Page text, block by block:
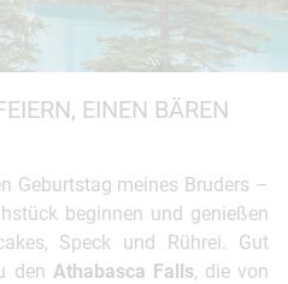
EINEN BÄREN
Geburtstag meines Bruders –
beginnen und genießen
Speck und Rührei. Gut
den Athabasca Falls, die von